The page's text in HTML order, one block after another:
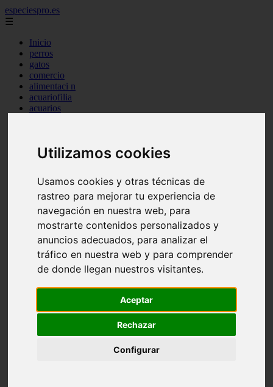
Utilizamos cookies
Usamos cookies y otras técnicas de
rastreo para mejorar tu experiencia de
navegación en nuestra web, para
mostrarte contenidos personalizados y
anuncios adecuados, para analizar el
tráfico en nuestra web y para comprender
de donde llegan nuestros visitantes.
Aceptar
Rechazar
Configurar
especiespro.es
☰
Inicio
perros
gatos
comercio
alimentaci n
acuariofilia
acuarios
mantenimiento
bienestar
peque os mam feros
verano
legislaci n
peluquer a
accesorios
peluquer a canina
complementos
consejos
abandono
ferias